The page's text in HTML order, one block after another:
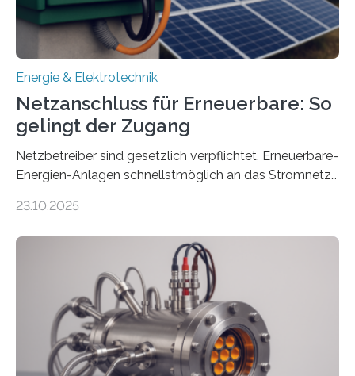
Energie & Elektrotechnik
Netzanschluss für Erneuerbare: So
gelingt der Zugang
Netzbetreiber sind gesetzlich verpflichtet, Erneuerbare-
Energien-Anlagen schnellstmöglich an das Stromnetz
ermöglichen. Doch der dafür nötige Netzausbau hinkt
einem „Anschlussstau“. Die Stiftung
Umweltenergierecht hat den Rechtsrahmen in einem
neuen Bericht für die Praxis eingeordnet – inklusive der
Rolle von flexiblen Netzanschlussvereinbarungen. Der
Netzanschluss von Erneuerbare-Energien-Anlagen
(EE-Anlagen) ist entscheidend für die Energiewende.
Denn ohne Anschluss an das Netz kann kein Strom
23.10.2025